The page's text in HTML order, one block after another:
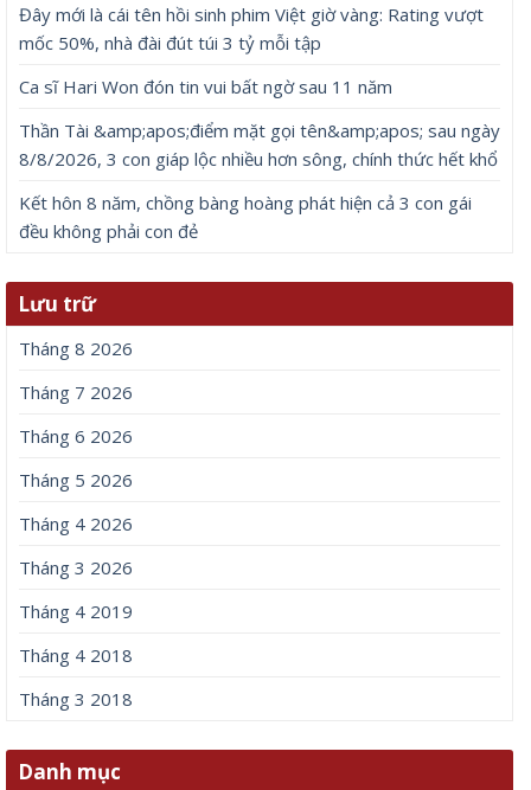
Đây mới là cái tên hồi sinh phim Việt giờ vàng: Rating vượt
mốc 50%, nhà đài đút túi 3 tỷ mỗi tập
Ca sĩ Hari Won đón tin vui bất ngờ sau 11 năm
Thần Tài &amp;apos;điểm mặt gọi tên&amp;apos; sau ngày
8/8/2026, 3 con giáp lộc nhiều hơn sông, chính thức hết khổ
Kết hôn 8 năm, chồng bàng hoàng phát hiện cả 3 con gái
đều không phải con đẻ
Lưu trữ
Tháng 8 2026
Tháng 7 2026
Tháng 6 2026
Tháng 5 2026
Tháng 4 2026
Tháng 3 2026
Tháng 4 2019
Tháng 4 2018
Tháng 3 2018
Danh mục